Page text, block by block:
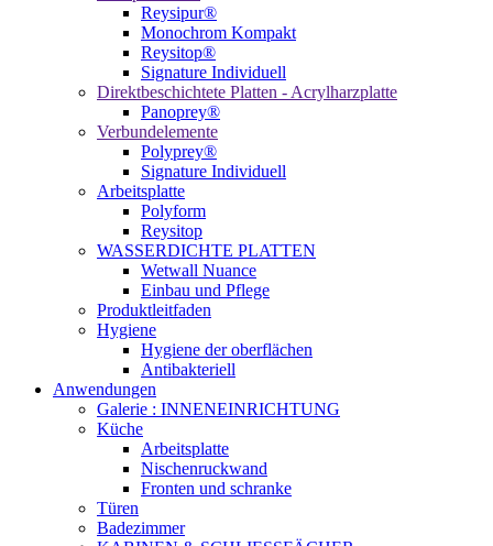
Reysipur®
Monochrom Kompakt
Reysitop®
Signature Individuell
Direktbeschichtete Platten - Acrylharzplatte
Panoprey®
Verbundelemente
Polyprey®
Signature Individuell
Arbeitsplatte
Polyform
Reysitop
WASSERDICHTE PLATTEN
Wetwall Nuance
Einbau und Pflege
Produktleitfaden
Hygiene
Hygiene der oberflächen
Antibakteriell
Anwendungen
Galerie : INNENEINRICHTUNG
Küche
Arbeitsplatte
Nischenruckwand
Fronten und schranke
Türen
Badezimmer